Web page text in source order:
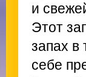
и
Этот
запах в
себе